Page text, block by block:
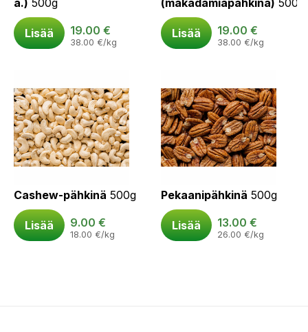
a.) 500g
Lisää 19.00 €
38.00 €/kg
(makadamiapähkinä) 500g
Lisää 19.00 €
38.00 €/kg
Cashew-pähkinä 500g
Lisää 9.00 €
18.00 €/kg
Pekaanipähkinä 500g
Lisää 13.00 €
26.00 €/kg